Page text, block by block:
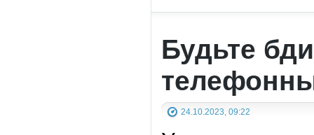
Будьте
24.10.2023, 09:22